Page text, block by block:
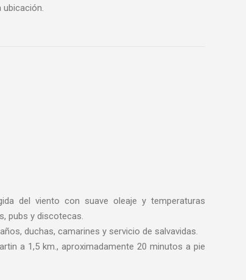
ubicación.
del viento con suave oleaje y temperaturas
pubs y discotecas.
duchas, camarines y servicio de salvavidas.
a 1,5 km., aproximadamente 20 minutos a pie